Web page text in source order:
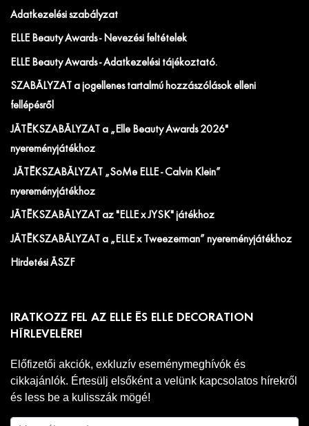
Adatkezelési szabályzat
ELLE Beauty Awards - Nevezési feltételek
ELLE Beauty Awards - Adatkezelési tájékoztató.
SZABÁLYZAT a jogellenes tartalmú hozzászólások elleni
fellépésről
JÁTÉKSZABÁLYZAT a „Elle Beauty Awards 2026"
nyereményjátékhoz
JÁTÉKSZABÁLYZAT „SoMe ELLE - Calvin Klein”
nyereményjátékhoz
JÁTÉKSZABÁLYZAT az "ELLE x JYSK" játékhoz
JÁTÉKSZABÁLYZAT a „ELLE x Tweezerman” nyereményjátékhoz
Hirdetési ÁSZF
IRATKOZZ FEL AZ ELLE ÉS ELLE DECORATION
HÍRLEVELÉRE!
Előfizetői akciók, exkluzív eseménymeghívók és
cikkajánlók. Értesülj elsőként a velünk kapcsolatos hírekről
és less be a kulisszák mögé!